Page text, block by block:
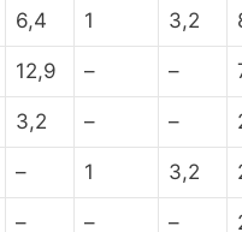
6,4 1 3,2
12,9 – –
3,2 – –
– 1 3,2
– – –